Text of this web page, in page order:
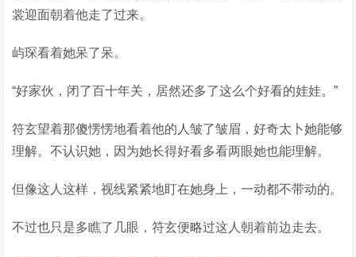
裳迎面朝着他走了过来。
屿琛看着她呆了呆。
“好家伙，闭了百十年关，居然还多了这么个好看的娃娃。”
符玄望着那傻愣愣地看着他的人皱了皱眉，好奇太卜她能够
理解。不认识她，因为她长得好看多看两眼她也能理解。
但像这人这样，视线紧紧地盯在她身上，一动都不带动的。
不过也只是多瞧了几眼，符玄便略过这人朝着前边走去。